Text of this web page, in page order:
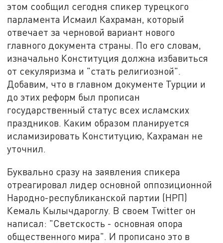
этом сообщил сегодня спикер турецкого
парламента Исмаил Кахраман, который
отвечает за черновой вариант нового
главного документа страны. По его словам,
изначально Конституция должна избавиться
от секуляризма и "стать религиозной".
Добавим, что в главном документе Турции и
до этих реформ был прописан
государственный статус всех исламских
праздников. Каким образом планируется
исламизировать Конституцию, Кахраман не
уточнил.
Буквально сразу на заявления спикера
отреагировал лидер основной оппозиционной
Народно-республиканской партии (НРП)
Кемаль Кылычдароглу. В своем Twitter он
написал: "Светскость - основная опора
общественного мира". И прописано это в